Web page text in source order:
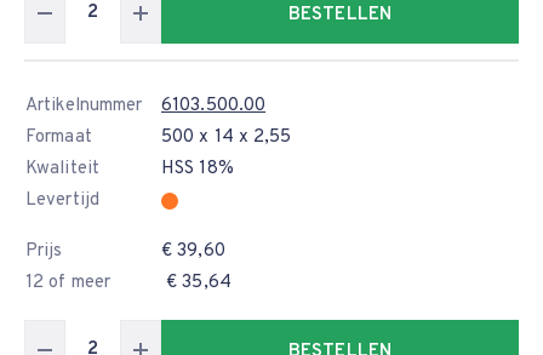
BESTELLEN
Artikelnummer
6103.500.00
Formaat
500 x 14 x 2,55
Kwaliteit
HSS 18%
Levertijd
Prijs
€ 39,60
12 of meer
€ 35,64